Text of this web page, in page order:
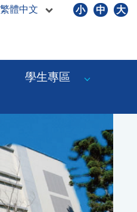
繁體中文 小 中 大
學生專區